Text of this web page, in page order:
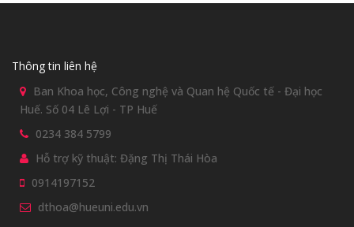
Thông tin liên hệ
Ban Khoa học, Công nghệ và Quan hệ Quốc tế - Đại học
Huế. Số 04 Lê Lợi - TP Huế
0234 384 5799
Hỗ trợ kỹ thuật: Đặng Thị Thái Hòa
0914197152
dthoa@hueuni.edu.vn